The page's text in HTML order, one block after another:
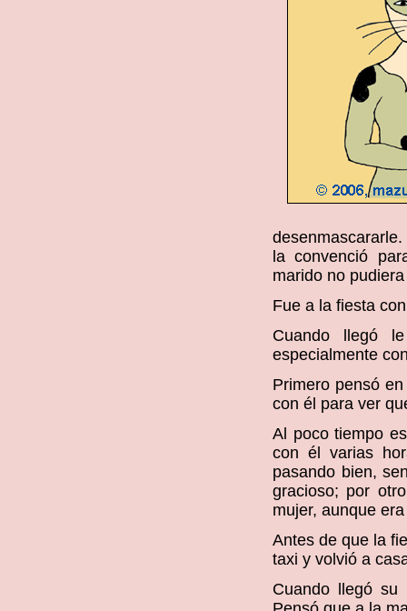
la convenció
marido no
Fue a la fiesta
Cuando llegó
especialmente
Primero pensó
con él para ver
Al poco tiempo
con él varias
pasando bien,
gracioso; por
mujer, aunque
Antes de que la
taxi y volvió a
Cuando llegó